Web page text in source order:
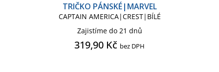
TRIČKO PÁNSKÉ|MARVEL
CAPTAIN AMERICA|CREST|BÍLÉ
Zajistíme do 21 dnů
319,90 Kč bez DPH